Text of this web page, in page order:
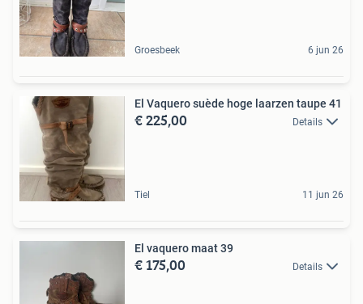
Groesbeek 6 jun 26
El Vaquero suède hoge laarzen taupe 41
€ 225,00 Details
Tiel 11 jun 26
El vaquero maat 39
€ 175,00 Details